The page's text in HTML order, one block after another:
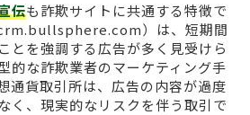
伝も詐欺サイトに共通する特徴で
）は、短期間
とを強調する広告が多く見受けら
的な詐欺業者のマーケティング手
通貨取引所は、広告の内容が過度
く、現実的なリスクを伴う取引で